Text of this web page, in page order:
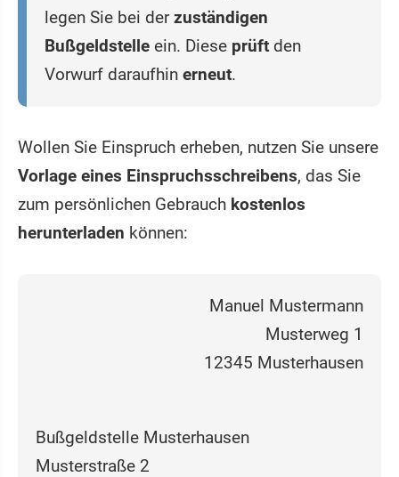
legen Sie bei derzuständigen
Bußgeldstelle ein. Diese prüft den
Vorwurf daraufhin erneut.
Wollen Sie Einspruch erheben, nutzen Sie unsere
Vorlage eines Einspruchsschreibens, das Sie
zum persönlichen Gebrauch kostenlos
herunterladen können:
Manuel Mustermann
Musterweg 1
12345 Musterhausen
Bußgeldstelle Musterhausen
Musterstraße 2